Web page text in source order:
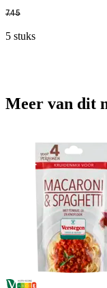
7.45
5 stuks
Meer van dit